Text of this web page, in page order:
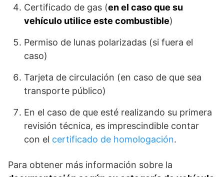
Certificado de gas (en el caso que su
vehículo utilice este combustible)
Permiso de lunas polarizadas (si fuera el
caso)
Tarjeta de circulación (en caso de que sea
transporte público)
En el caso de que esté realizando su primera
revisión técnica, es imprescindible contar
con el certificado de homologación.
Para obtener más información sobre la